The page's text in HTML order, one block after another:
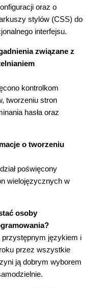
(74)
słowniki (83)
metod oraz metody z
(85)
i tablic (88)
i sortowanie)
pobranych danych
oraz o
stylów (CSS) do
interfejsu.
związane z
kontrolkom
tworzeniu stron
hasła oraz
o tworzeniu
poświęcony
wielojęzycznych w
osoby
przystępnym językiem i
przez wszystkie
ją dobrym wyborem